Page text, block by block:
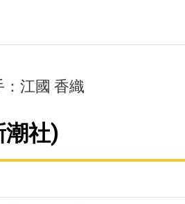
江國 香織
潮社)